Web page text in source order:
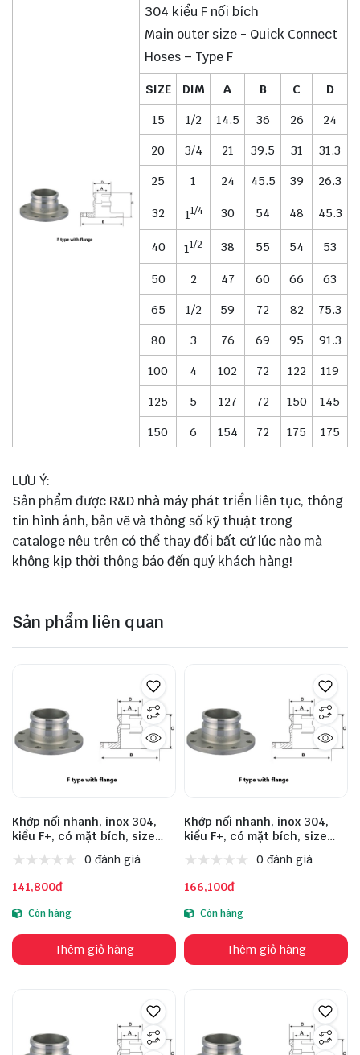
304 kiểu F nối bích
Main outer size - Quick Connect
Hoses – Type F
SIZE DIM A B C
D
15
1/2 14.5 36 26
24
20
3/4 21 39.5 31
31.3
25
1 24 45.5 39 26.3
32 11/4 30 54 48 45.3
40 11/2 38 55 54 53
50 2 47 60 66
63
65
1/2 59 72 82
75.3
80
3 76 69 95
91.3
100
4 102 72 122
119
125
5 127 72 150
145
150
6 154 72 175 175
LƯU Ý:
Sản phẩm được R&D nhà máy phát triển liên tục, thông
tin hình ảnh, bản vẽ và thông số kỹ thuật trong
cataloge nêu trên có thể thay đổi bất cứ lúc nào mà
không kịp thời thông báo đến quý khách hàng!
Sản phẩm liên quan
Khớp nối nhanh, inox 304,
kiểu F+, có mặt bích, size
0 đánh giá
141,800đ
Còn hàng
Thêm giỏ hàng
Khớp nối nhanh, inox 304,
kiểu F+, có mặt bích, size
0 đánh giá
166,100đ
Còn hàng
Thêm giỏ hàng